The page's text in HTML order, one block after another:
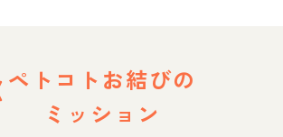
ペトコトお結びの
ミッション